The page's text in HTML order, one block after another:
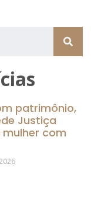
patrimônio,
Justiça
com